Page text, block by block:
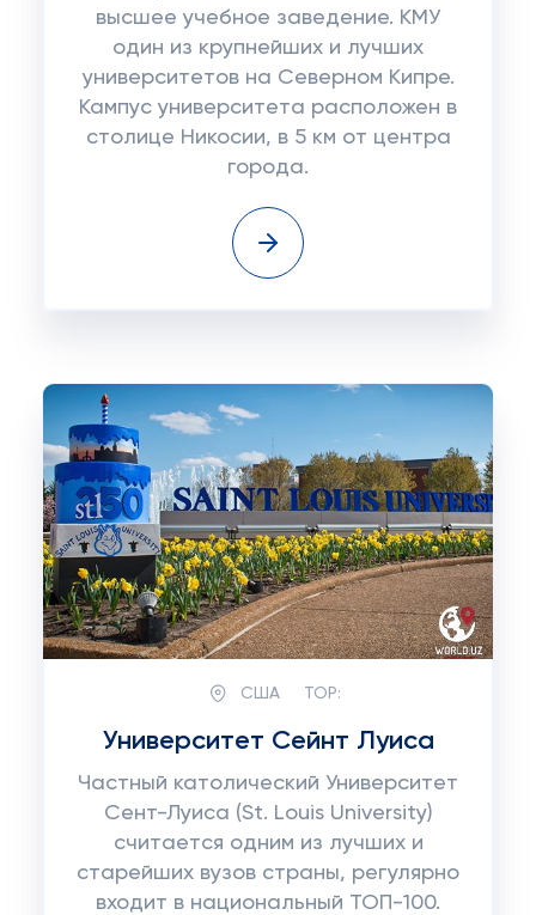
высшее учебное заведение. КМУ
один из крупнейших и лучших
университетов на Северном Кипре.
Кампус университета расположен в
столице Никосии, в 5 км от центра
города.
США TOP:
Университет Сейнт Луиса
Частный католический Университет
Сент-Луиса (St. Louis University)
считается одним из лучших и
старейших вузов страны, регулярно
входит в национальный ТОП-100.